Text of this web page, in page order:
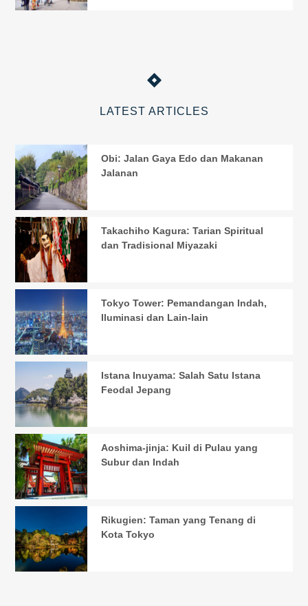
LATEST ARTICLES
Obi: Jalan Gaya Edo dan Makanan
Jalanan
Takachiho Kagura: Tarian Spiritual
dan Tradisional Miyazaki
Tokyo Tower: Pemandangan Indah,
Iluminasi dan Lain-lain
Istana Inuyama: Salah Satu Istana
Feodal Jepang
Aoshima-jinja: Kuil di Pulau yang
Subur dan Indah
Rikugien: Taman yang Tenang di
Kota Tokyo